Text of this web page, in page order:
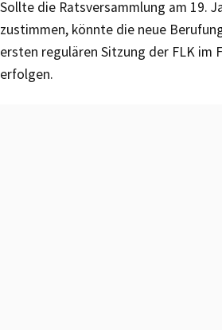
Sollte die Ratsversammlung am 19.
zustimmen, könnte die neue
ersten regulären Sitzung der FLK im
erfolgen.